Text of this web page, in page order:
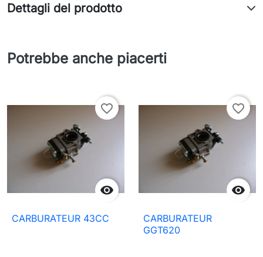
Dettagli del prodotto
Potrebbe anche piacerti

favorite_border
CARBURATEUR 43CC

favorite_border
CARBURATEUR
GGT620